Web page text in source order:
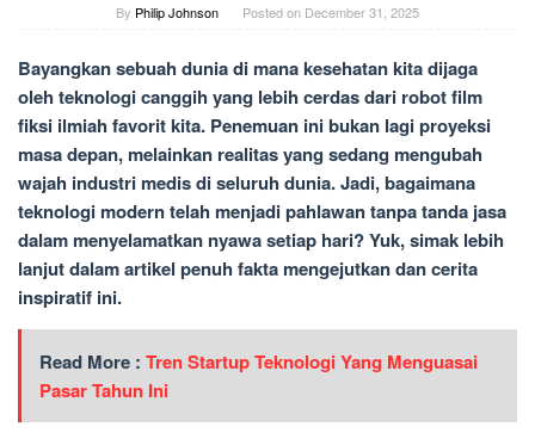
By Philip Johnson Posted on December 31, 2025
Bayangkan sebuah dunia di mana kesehatan kita dijaga
oleh teknologi canggih yang lebih cerdas dari robot film
fiksi ilmiah favorit kita. Penemuan ini bukan lagi proyeksi
masa depan, melainkan realitas yang sedang mengubah
wajah industri medis di seluruh dunia. Jadi, bagaimana
teknologi modern telah menjadi pahlawan tanpa tanda jasa
dalam menyelamatkan nyawa setiap hari? Yuk, simak lebih
lanjut dalam artikel penuh fakta mengejutkan dan cerita
inspiratif ini.
Read More : Tren Startup Teknologi Yang Menguasai
Pasar Tahun Ini